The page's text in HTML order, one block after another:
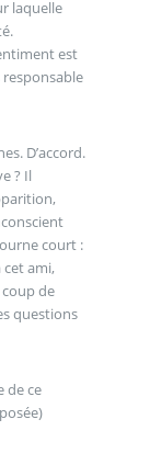
laquelle
est
D’accord.
? Il
court :
ami,
de
questions
de ce